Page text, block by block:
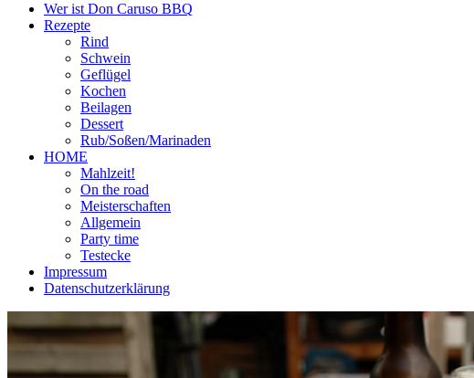
Wer ist Don Caruso BBQ
Rezepte
Rind
Schwein
Geflügel
Kochen
Beilagen
Dessert
Rub/Soßen/Marinaden
HOME
Mahlzeit!
On the road
Meisterschaften
Allgemein
Party time
Testecke
Impressum
Datenschutzerklärung